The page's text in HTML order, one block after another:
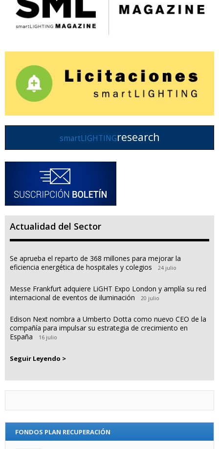
smartLIGHTINGresearch
Actualidad del Sector
Se aprueba el reparto de 368 millones para mejorar la
eficiencia energética de hospitales y colegios
24 julio
Messe Frankfurt adquiere LiGHT Expo London y amplía su red
internacional de eventos de iluminación
20 julio
Edison Next nombra a Umberto Dotta como nuevo CEO de la
compañía para impulsar su estrategia de crecimiento en
España
16 julio
Seguir Leyendo >
FONDOS PLAN RECUPERACIÓN